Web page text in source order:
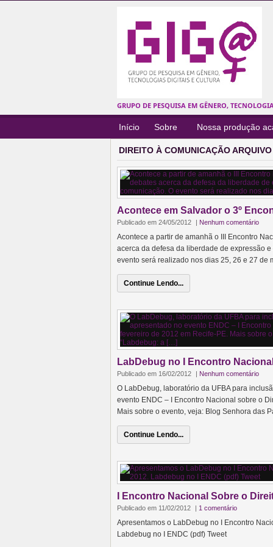
GRUPO DE PESQUISA EM GÊNERO,
Início Sobre Nossa produção
DIREITO À COMUNICAÇÃO ARQUIVO
Acontece em Salvador o 3º
Publicado em 24/05/2012 | Nenhum comentário
Acontece a partir de amanhã o III Encontro
acerca da defesa da liberdade de expressão
evento será realizado nos dias 25, 26 e 27 de
Continue Lendo...
LabDebug no I Encontro
Publicado em 16/02/2012 | Nenhum comentário
O LabDebug, laboratório da UFBA para
evento ENDC – I Encontro Nacional sobre o
Mais sobre o evento, veja: Blog Senhora das
Continue Lendo...
I Encontro Nacional Sobre o
Publicado em 11/02/2012 | 1 comentário
Apresentamos o LabDebug no I Encontro
Labdebug no I ENDC (pdf) Tweet